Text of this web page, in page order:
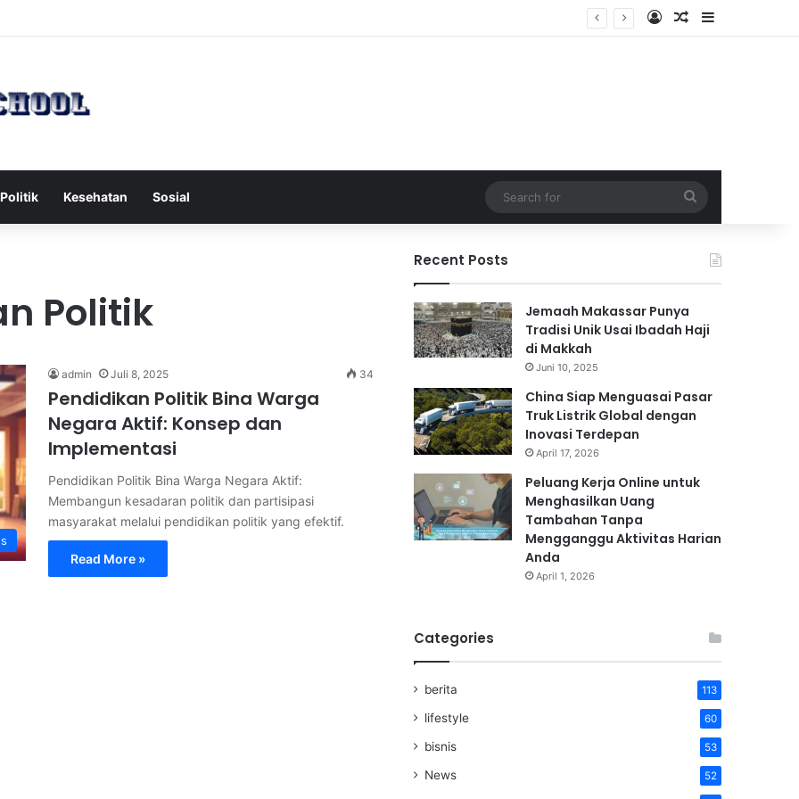
Log InRandom Article
Sidebar
Politik Kesehatan Sosial
for
Politik
admin Juli 8, 2025 34
Pendidikan Politik Bina Warga
Negara Aktif: Konsep dan
Implementasi
Pendidikan Politik Bina Warga Negara Aktif:
Membangun kesadaran politik dan partisipasi
masyarakat melalui pendidikan politik yang efektif.
Read More »
Recent Posts
Jemaah Makassar Punya
Tradisi Unik Usai Ibadah Haji
di Makkah
Juni 10, 2025
China Siap Menguasai Pasar
Truk Listrik Global dengan
Inovasi Terdepan
April 17, 2026
Peluang Kerja Online untuk
Menghasilkan Uang
Tambahan Tanpa
Mengganggu Aktivitas Harian
Anda
April 1, 2026
Categories
berita 113
lifestyle 60
bisnis 53
News 52